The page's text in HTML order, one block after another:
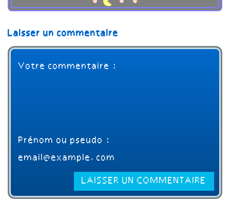
Laisser un commentaire